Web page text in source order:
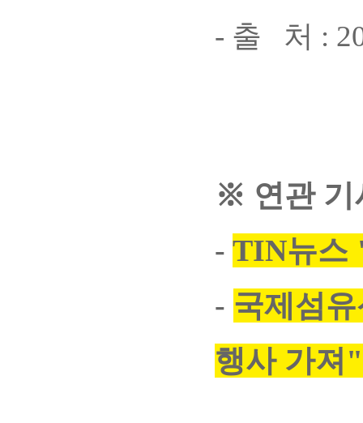
- 출 처 :
※ 연관 기
- TIN뉴스
- 국제섬
행사 가져"